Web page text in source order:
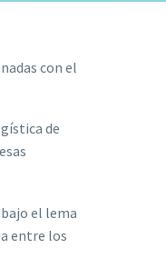
con el
de
el lema
entre los